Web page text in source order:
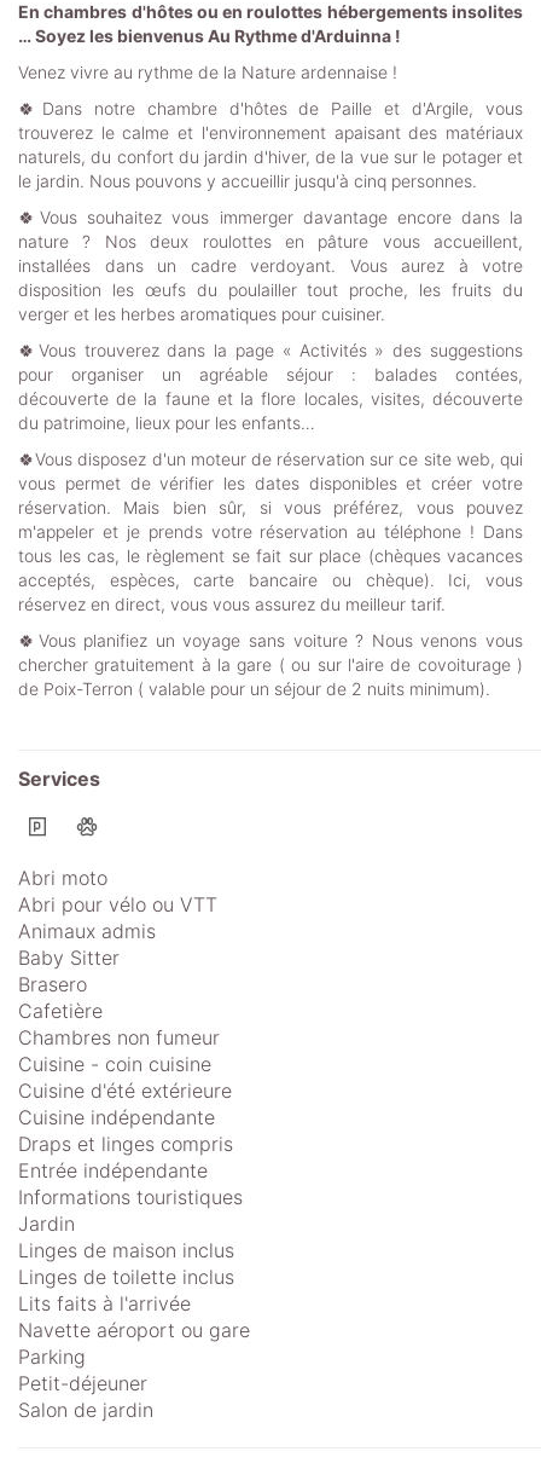
En chambres d'hôtes ou en roulottes hébergements insolites
… Soyez les bienvenus Au Rythme d'Arduinna !
Venez vivre au rythme de la Nature ardennaise !
🍀Dans notre chambre d'hôtes de Paille et d'Argile, vous
trouverez le calme et l'environnement apaisant des matériaux
naturels, du confort du jardin d'hiver, de la vue sur le potager et
le jardin. Nous pouvons y accueillir jusqu'à cinq personnes.
🍀Vous souhaitez vous immerger davantage encore dans la
nature ? Nos deux roulottes en pâture vous accueillent,
installées dans un cadre verdoyant. Vous aurez à votre
disposition les œufs du poulailler tout proche, les fruits du
verger et les herbes aromatiques pour cuisiner.
🍀Vous trouverez dans la page « Activités » des suggestions
pour organiser un agréable séjour : balades contées,
découverte de la faune et la flore locales, visites, découverte
du patrimoine, lieux pour les enfants…
🍀Vous disposez d'un moteur de réservation sur ce site web, qui
vous permet de vérifier les dates disponibles et créer votre
réservation. Mais bien sûr, si vous préférez, vous pouvez
m'appeler et je prends votre réservation au téléphone ! Dans
tous les cas, le règlement se fait sur place (chèques vacances
acceptés, espèces, carte bancaire ou chèque). Ici, vous
réservez en direct, vous vous assurez du meilleur tarif.
🍀Vous planifiez un voyage sans voiture ? Nous venons vous
chercher gratuitement à la gare ( ou sur l'aire de covoiturage )
de Poix-Terron ( valable pour un séjour de 2 nuits minimum).
Services
Abri moto
Abri pour vélo ou VTT
Animaux admis
Baby Sitter
Brasero
Cafetière
Chambres non fumeur
Cuisine - coin cuisine
Cuisine d'été extérieure
Cuisine indépendante
Draps et linges compris
Entrée indépendante
Informations touristiques
Jardin
Linges de maison inclus
Linges de toilette inclus
Lits faits à l'arrivée
Navette aéroport ou gare
Parking
Petit-déjeuner
Salon de jardin